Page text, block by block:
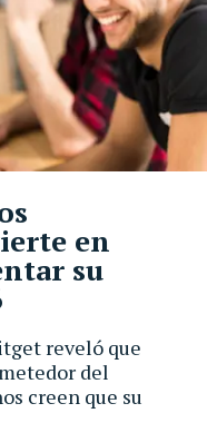
reveló que
del
creen que su
en
su